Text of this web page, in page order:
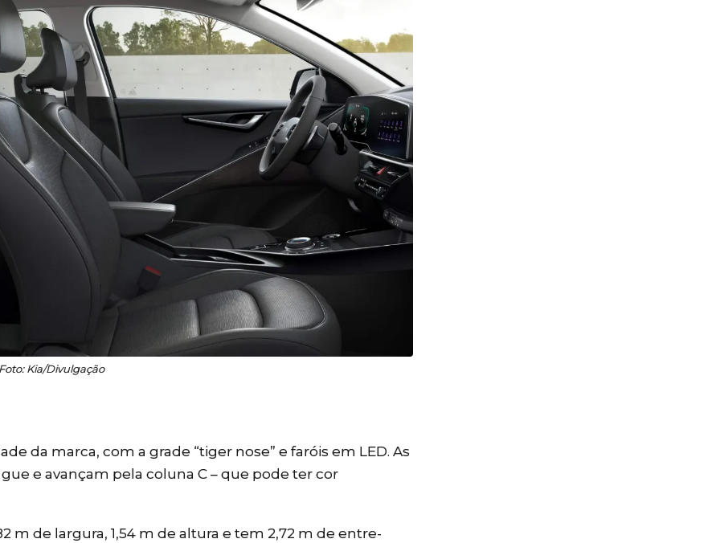
Foto: Kia/Divulgação
da marca, com a grade “tiger nose” e faróis em LED. As
e avançam pela coluna C – que pode ter cor
m de largura, 1,54 m de altura e tem 2,72 m de entre-